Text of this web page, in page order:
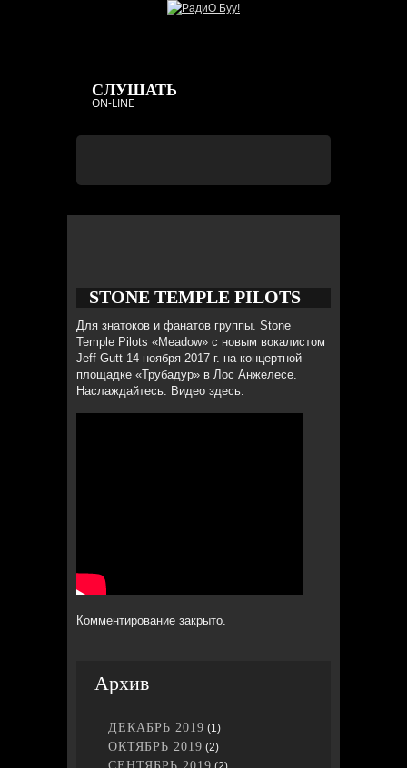
СЛУШАТЬ
ON-LINE
STONE TEMPLE PILOTS
«MEADOW» С НОВЫМ
ВОКАЛИСТОМ НА БУУ!
Создано: ADMIN Ср, 13/12/2017
Для знатоков и фанатов группы. Stone
Temple Pilots «Meadow» с новым вокалистом
Jeff Gutt 14 ноября 2017 г. на концертной
площадке «Трубадур» в Лос Анжелесе.
Наслаждайтесь. Видео здесь:
Комментирование закрыто.
Архив
ДЕКАБРЬ 2019 (1)
ОКТЯБРЬ 2019 (2)